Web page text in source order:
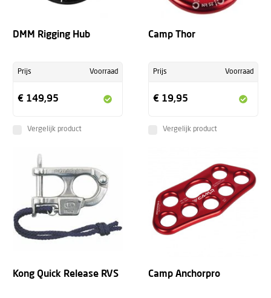
DMM Rigging Hub
Prijs Voorraad
€ 149,95
Vergelijk product
Camp Thor
Prijs Voorraad
€ 19,95
Vergelijk product
Kong Quick Release RVS Camp Anchorpro